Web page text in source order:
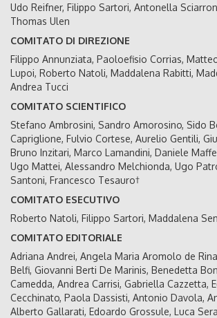
Udo Reifner, Filippo Sartori, Antonella
Thomas Ulen
COMITATO DI DIREZIONE
Filippo Annunziata, Paoloefisio Corrias,
Lupoi, Roberto Natoli, Maddalena Rabitti,
Andrea Tucci
COMITATO SCIENTIFICO
Stefano Ambrosini, Sandro Amorosino, Sido
Capriglione, Fulvio Cortese, Aurelio Gentili,
Bruno Inzitari, Marco Lamandini, Daniele
Ugo Mattei, Alessandro Melchionda, Ugo
Santoni, Francesco Tesauro†
COMITATO ESECUTIVO
Roberto Natoli, Filippo Sartori, Maddalena
COMITATO EDITORIALE
Adriana Andrei, Angela Maria Aromolo de
Belfi, Giovanni Berti De Marinis, Benedetta
Camedda, Andrea Carrisi, Gabriella Cazzetta,
Cecchinato, Paola Dassisti, Antonio Davola,
Alberto Gallarati, Edoardo Grossule, Luca